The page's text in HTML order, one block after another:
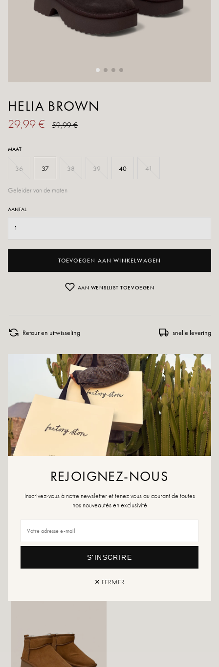
HELIA BROWN
29,99 € 59,99 €
MAAT
36 37 38 39 40 41
Geleider van de maten
AANTAL
TOEVOEGEN AAN WINKELWAGEN
AAN WENSLIJST TOEVOEGEN
Retour en uitwisseling snelle levering
DIT VIND JE MISSCHIEN OOK LEUK
Moyana kameel
Mojana Zwart
19,99 €
REJOIGNEZ-NOUS
Inscrivez-vous à notre newsletter et tenez vous au courant de toutes
nos nouveautés en exclusivité
S'INSCRIRE
✕ FERMER